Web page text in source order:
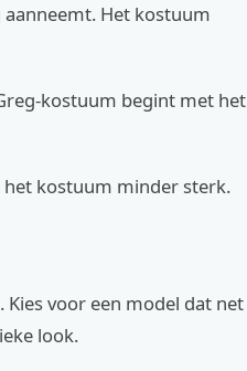
Het kostuum
kostuum begint met het
kostuum minder sterk.
voor een model dat net
look.